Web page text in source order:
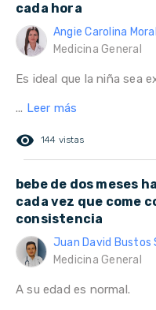
cada hora
Angie Carolina
Medicina General
Es ideal que la niña sea
... Leer más
remove_red_eye 144 vistas
bebe de dos meses
cada vez que come
consistencia
Juan David Bustos
Medicina General
A su edad es normal.